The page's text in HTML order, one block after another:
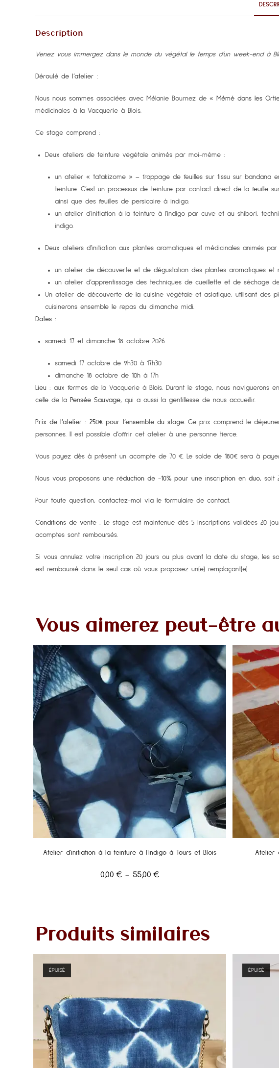
Description
Venez vous immergez dans le monde du végétal le temps d’un week-end à
Déroulé de l’atelier :
Nous nous sommes associées avec Mélanie Bournez de « Mémé dans les
médicinales à la Vacquerie à Blois.
Ce stage comprend :
Deux ateliers de teinture végétale animés par moi-même :
un atelier « tatakizome » – frappage de feuilles sur tissu sur bandana
teinture. C’est un processus de teinture par contact direct de la feuille
ainsi que des feuilles de persicaire à indigo.
un atelier d’initiation à la teinture à l’indigo par cuve et au shibori,
indigo.
Deux ateliers d’initiation aux plantes aromatiques et médicinales animés
un atelier de découverte et de dégustation des plantes aromatiques et
un atelier d’apprentissage des techniques de cueillette et de séchage
Un atelier de découverte de la cuisine végétale et asiatique, utilisant des
cuisinerons ensemble le repas du dimanche midi.
Dates :
samedi 17 et dimanche 18 octobre 2026
samedi 17 octobre de 9h30 à 17h30
dimanche 18 octobre de 10h à 17h
Lieu : aux fermes de la Vacquerie à Blois. Durant le stage, nous naviguerons
celle de la Pensée Sauvage, qui a aussi la gentillesse de nous accueillir.
Prix de l’atelier : 250€ pour l’ensemble du stage. Ce prix comprend le
personnes. Il est possible d’offrir cet atelier à une personne tierce.
Vous payez dès à présent un acompte de 70 €. Le solde de 180€ sera à
Nous vous proposons une réduction de -10% pour une inscription en duo, soit
Pour toute question, contactez-moi via le formulaire de contact.
Conditions de vente : Le stage est maintenue dès 5 inscriptions validées 20
acomptes sont remboursés.
Si vous annulez votre inscription 20 jours ou plus avant la date du stage, les
est remboursé dans le seul cas où vous proposez un(e) remplaçant(e).
Vous aimerez peut-être
Atelier d’initiation à la teinture à l’indigo à Tours et Blois
0,00€ – 55,00€
Atelier
Produits similaires
ÉPUISÉ ÉPUISÉ